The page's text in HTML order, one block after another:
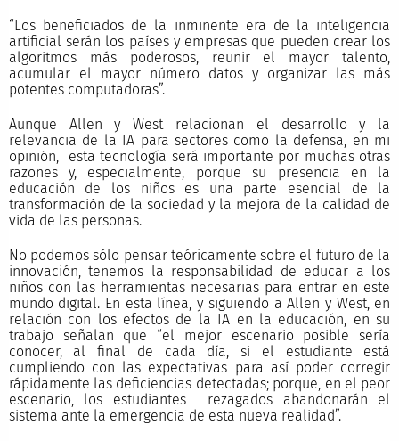
“Los beneficiados de la inminente era de la inteligencia
artificial serán los países y empresas que pueden crear los
algoritmos más poderosos, reunir el mayor talento,
acumular el mayor número datos y organizar las más
potentes computadoras”.
Aunque Allen y West relacionan el desarrollo y la
relevancia de la IA para sectores como la defensa, en mi
opinión, esta tecnología será importante por muchas otras
razones y, especialmente, porque su presencia en la
educación de los niños es una parte esencial de la
transformación de la sociedad y la mejora de la calidad de
vida de las personas.
No podemos sólo pensar teóricamente sobre el futuro de la
innovación, tenemos la responsabilidad de educar a los
niños con las herramientas necesarias para entrar en este
mundo digital. En esta línea, y siguiendo a Allen y West, en
relación con los efectos de la IA en la educación, en su
trabajo señalan que “el mejor escenario posible sería
conocer, al final de cada día, si el estudiante está
cumpliendo con las expectativas para así poder corregir
rápidamente las deficiencias detectadas; porque, en el peor
escenario, los estudiantes rezagados abandonarán el
sistema ante la emergencia de esta nueva realidad”.